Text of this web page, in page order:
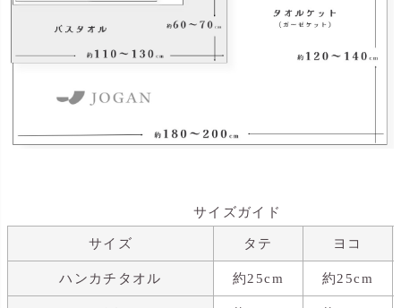
サイズガイド
サイズ タテ ヨコ
ハンカチタオル 約25cm 約25cm